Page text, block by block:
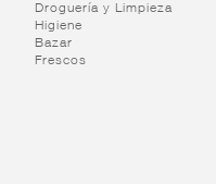
Droguería y Limpieza
Higiene
Bazar
Frescos